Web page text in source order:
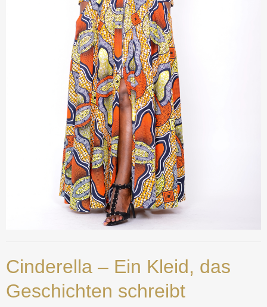
Cinderella – Ein Kleid, das
Geschichten schreibt